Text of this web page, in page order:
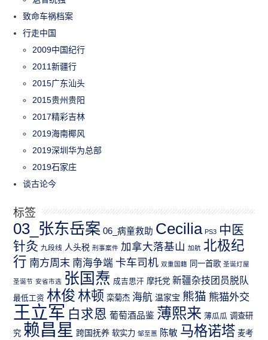
致命车祸档案
行走中国
2009中国纪行
2011新疆行
2015广东汕头
2015贵州贵阳
2017精彩吉林
2019海南椰风
2019深圳华为总部
2019石家庄
谈古论今
标签
03_张东岳案 06_病童救助 Cecilia PS3 中医
针灸 九段线 人头税 刑事案件 加拿大落基山 加航 北极纪
行 南方周末 南海争端 卡车司机 双重国籍 同一首歌 圣诞灯屋
圣诞节 安省市选 张国焘 成吉思汗 摩托党 新疆杂技团员脱队
最低工资 林俊 林顿 栾菊杰 海航 温家宝 熊猫 熊猫外交
王立军 白求恩 葡萄酒品鉴 薄熙来 薄瓜瓜 调查研
究 赖昌星 跨国抚养 软实力 邹至蕙 陈敏 马格诺塔 麦考